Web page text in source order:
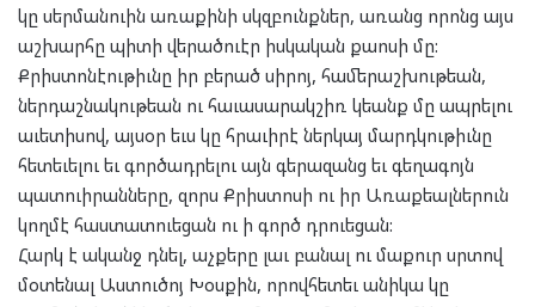
կը սերմանուին առաքինի սկզբունքներ, առանց որոնց այս
աշխարհը պիտի վերածուէր իսկական քաոսի մը:
Քրիստոնէութիւնը իր բերած սիրոյ, համերաշխութեան,
ներդաշնակութեան ու հաւասարակշիռ կեանք մը ապրելու
աւետիսով, այսօր եւս կը հրաւիրէ ներկայ մարդկութիւնը
հետեւելու եւ գործադրելու այն գերազանց եւ գեղագոյն
պատուիրանները, զորս Քրիստոսի ու իր Առաքեալներուն
կողմէ հաստատուեցան ու ի գործ դրուեցան:
Հարկ է ականջ դնել, աչքերը լաւ բանալ ու մաքուր սրտով
մօտենալ Աստուծոյ Խօսքին, որովհետեւ անիկա կը